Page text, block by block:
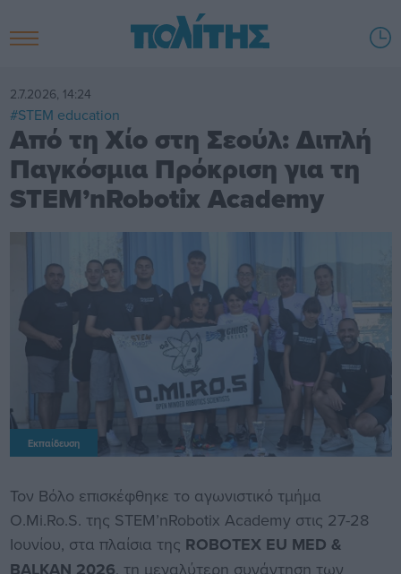
2.7.2026, 14:24
#STEM education
Από τη Χίο στη Σεούλ: Διπλή
Παγκόσμια Πρόκριση για τη
STEM’nRobotix Academy
Εκπαίδευση
Τον Βόλο επισκέφθηκε το αγωνιστικό τμήμα
O.Mi.Ro.S. της STEM’nRobotix Academy στις 27-28
Ιουνίου, στα πλαίσια της ROBOTEX EU MED &
, τη μεγαλύτερη συνάντηση των